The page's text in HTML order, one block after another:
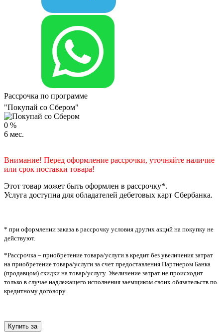
Рассрочка по программе
"Покупай со Сбером"
0 %
6 мес.
Внимание! Перед оформление рассрочки, уточняйте наличие
или срок поставки товара!
Этот товар может быть оформлен в рассрочку*.
Услуга доступна для обладателей дебетовых карт Сбербанка.
* при оформлении заказа в рассрочку условия других акций на покупку не
действуют.
*Рассрочка – приобретение товара/услуги в кредит без увеличения затрат
на приобретение товара/услуги за счет предоставления Партнером Банка
(продавцом) скидки на товар/услугу. Увеличение затрат не происходит
только в случае надлежащего исполнения заемщиком своих обязательств по
кредитному договору.
Купить за